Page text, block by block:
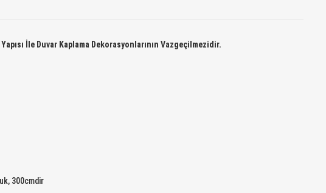
İle Duvar Kaplama Dekorasyonlarının Vazgeçilmezidir.
300cmdir